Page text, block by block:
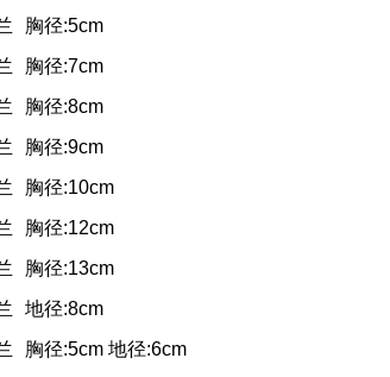
胸径:5cm
胸径:7cm
胸径:8cm
胸径:9cm
胸径:10cm
胸径:12cm
胸径:13cm
地径:8cm
胸径:5cm 地径:6cm